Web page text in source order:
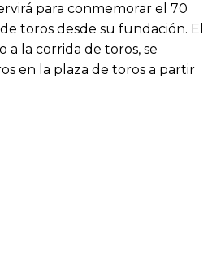
para conmemorar el 70
toros desde su fundación. El
a la corrida de toros, se
en la plaza de toros a partir